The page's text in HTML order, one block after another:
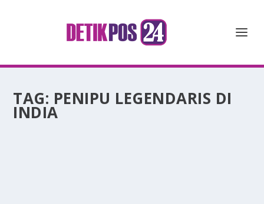
TAG: PENIPU LEGENDARIS DI
INDIA